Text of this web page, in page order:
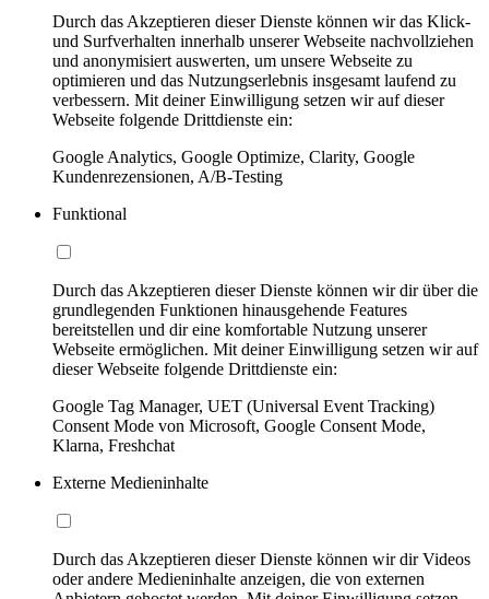
Durch das Akzeptieren dieser Dienste können wir das Klick-
und Surfverhalten innerhalb unserer Webseite nachvollziehen
und anonymisiert auswerten, um unsere Webseite zu
optimieren und das Nutzungserlebnis insgesamt laufend zu
verbessern. Mit deiner Einwilligung setzen wir auf dieser
Webseite folgende Drittdienste ein:
Google Analytics, Google Optimize, Clarity, Google
Kundenrezensionen, A/B-Testing
Funktional
Durch das Akzeptieren dieser Dienste können wir dir über die
grundlegenden Funktionen hinausgehende Features
bereitstellen und dir eine komfortable Nutzung unserer
Webseite ermöglichen. Mit deiner Einwilligung setzen wir auf
dieser Webseite folgende Drittdienste ein:
Google Tag Manager, UET (Universal Event Tracking)
Consent Mode von Microsoft, Google Consent Mode,
Klarna, Freshchat
Externe Medieninhalte
Durch das Akzeptieren dieser Dienste können wir dir Videos
oder andere Medieninhalte anzeigen, die von externen